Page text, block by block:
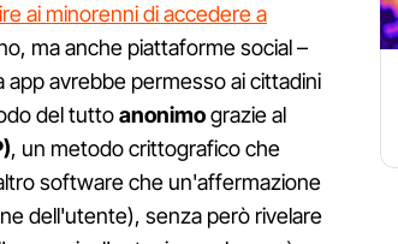
ai minorenni di accedere a
ma anche piattaforme social –
app avrebbe permesso ai cittadini
del tuttoanonimograzie al
, un metodo crittografico che
software che un'affermazione
dell'utente), senza però rivelare